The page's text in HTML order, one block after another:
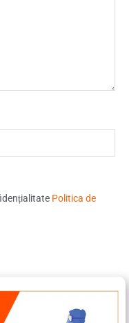
Politica de